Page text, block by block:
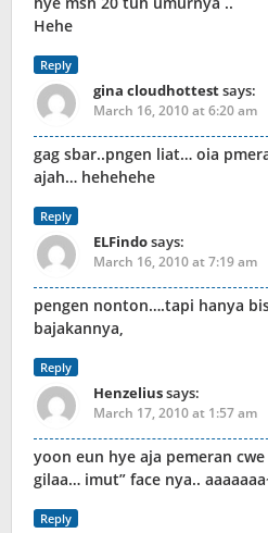
Hehe
Reply
gina cloudhottestsays:
March 16, 2010 at 6:20 am
gag sbar..pngen liat… oia
ajah… hehehehe
Reply
ELFindosays:
March 16, 2010 at 7:19 am
pengen nonton….tapi hanya
bajakannya,
Reply
Henzeliussays:
March 17, 2010 at 1:57 am
yoon eun hye aja pemeran
gilaa… imut” face nya..
Reply